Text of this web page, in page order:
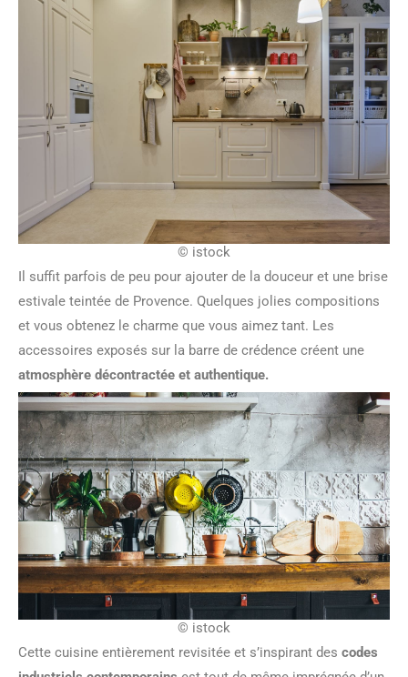
© istock
Il suffit parfois de peu pour ajouter de la douceur et une brise
estivale teintée de Provence. Quelques jolies compositions
et vous obtenez le charme que vous aimez tant. Les
accessoires exposés sur la barre de crédence créent une
atmosphère décontractée et authentique.
© istock
Cette cuisine entièrement revisitée et s’inspirant des codes